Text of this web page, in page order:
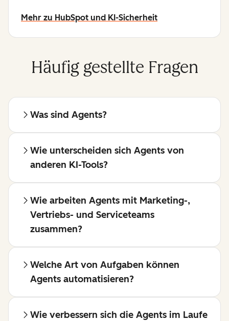
Mehr zu HubSpot und KI-Sicherheit
Häufig gestellte Fragen
Was sind Agents?
Wie unterscheiden sich Agents von
anderen KI-Tools?
Wie arbeiten Agents mit Marketing-,
Vertriebs- und Serviceteams
zusammen?
Welche Art von Aufgaben können
Agents automatisieren?
Wie verbessern sich die Agents im Laufe